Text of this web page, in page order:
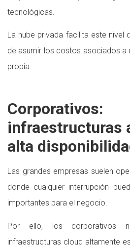
tecnológicas.
La nube privada facilita este nivel
de asumir los costos asociados a
propia.
Corporativos:
infraestructuras
alta
Las grandes empresas suelen
donde cualquier interrupción
importantes para el negocio.
Por ello, los corporativos
infraestructuras cloud altamente